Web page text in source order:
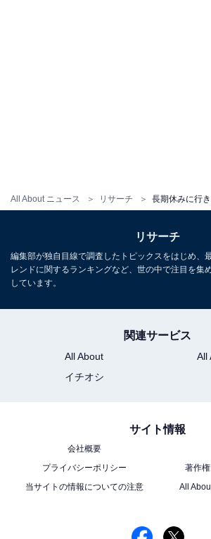
All About ニュース リサーチ
次ページ 10位までのラン
リサーチ
編集部が独自目線で調査したトピックスをはじめ、
レンドに関するランキングなど、世の中で注目を集
しています。
関連サービス
All About
All
イチオシ
サイト情報
会社概要
プライバシーポリシー
著作
当サイトの情報についての注意
All